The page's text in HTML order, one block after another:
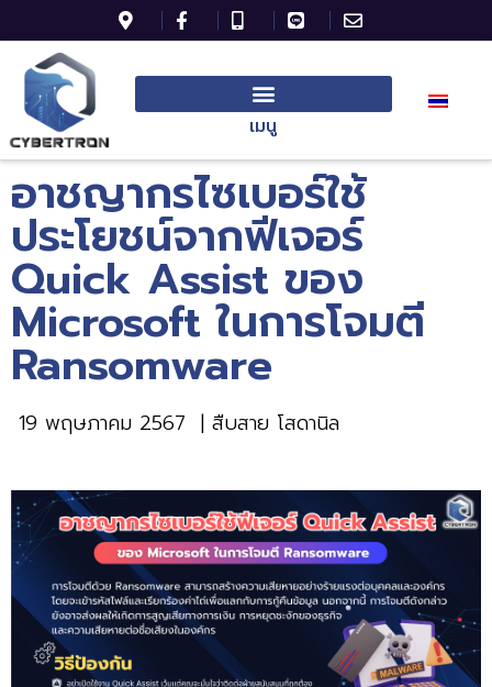
เมนู
อาชญากรไซเบอร์ใช้
ประโยชน์จากฟีเจอร์
Quick Assist ของ
Microsoft ในการโจมตี
Ransomware
19 พฤษภาคม 2567 | สืบสาย โสดานิล